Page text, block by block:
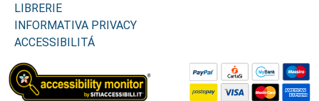
LIBRERIE
INFORMATIVA PRIVACY
ACCESSIBILITÁ